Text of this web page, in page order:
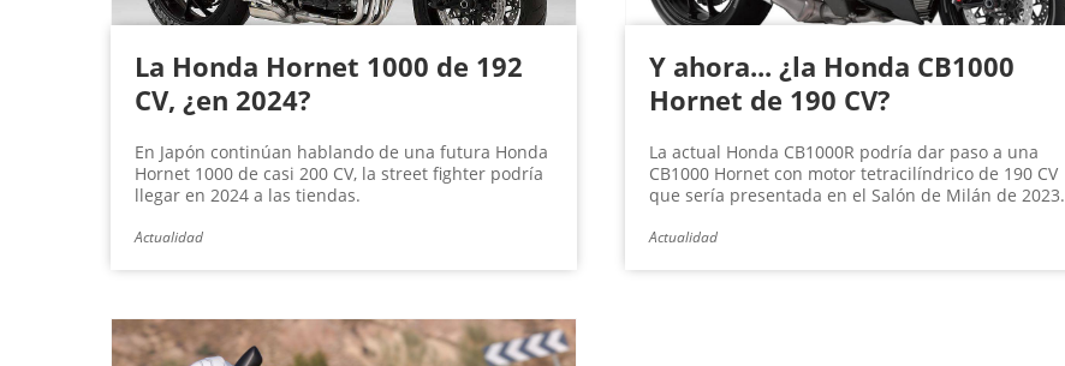
La Honda Hornet 1000 de 192
CV, ¿en 2024?
En Japón continúan hablando de una futura Honda
Hornet 1000 de casi 200 CV, la street fighter podría
llegar en 2024 a las tiendas.
Actualidad
Y ahora... ¿la Honda CB1000
Hornet de 190 CV?
La actual Honda CB1000R podría dar paso a una
CB1000 Hornet con motor tetracilíndrico de 190 CV
que sería presentada en el Salón de Milán de 2023.
Actualidad